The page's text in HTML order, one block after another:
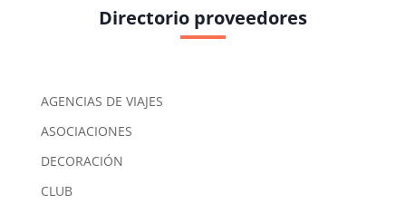
Directorio proveedores
AGENCIAS DE VIAJES
ASOCIACIONES
DECORACIÓN
CLUB